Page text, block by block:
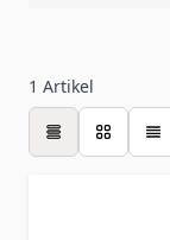
1 Artikel
table